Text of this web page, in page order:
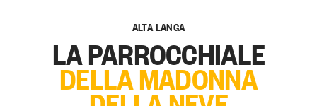
ALTA LANGA
LA PARROCCHIALE
DELLA MADONNA